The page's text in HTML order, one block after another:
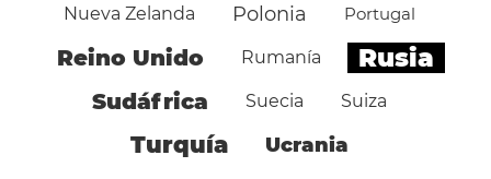
Nueva Zelanda Polonia Portugal
Reino Unido Rumanía Rusia
Sudáfrica Suecia Suiza
Turquía Ucrania